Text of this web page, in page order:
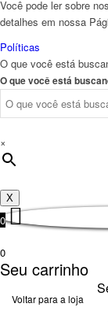
Você pode ler sobre
detalhes em nossa
Políticas
O que você está
O que você está
×
X
0
0
Seu carrinho
Voltar para a loja